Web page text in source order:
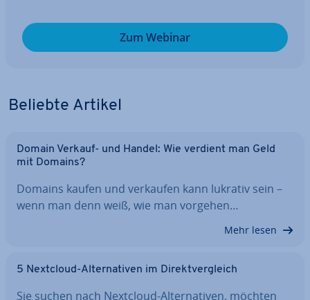
Zum Webinar
Beliebte Artikel
Domain Verkauf- und Handel: Wie verdient man Geld
mit Domains?
Domains kaufen und verkaufen kann lukrativ sein –
wenn man denn weiß, wie man vorgehen…
Mehr lesen
5 Nextcloud-Al­ter­na­ti­ven im Di­rekt­ver­gleich
Sie suchen nach Nextcloud-Al­ter­na­ti­ven, möchten